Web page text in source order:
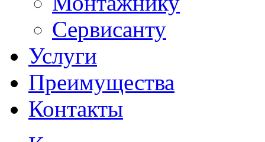
Сервисанту
Услуги
Преимущества
Контакты